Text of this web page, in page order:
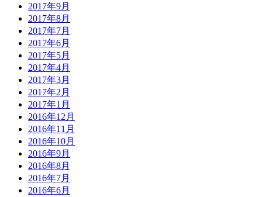
2017年9月
2017年8月
2017年7月
2017年6月
2017年5月
2017年4月
2017年3月
2017年2月
2017年1月
2016年12月
2016年11月
2016年10月
2016年9月
2016年8月
2016年7月
2016年6月